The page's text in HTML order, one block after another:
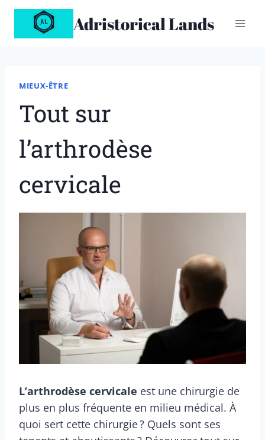
Aller
contenu
Adristorical Lands
MIEUX-ÊTRE
Tout sur
l’arthrodèse
cervicale
L’arthrodèse cervicale est une chirurgie de
plus en plus fréquente en milieu médical. À
quoi sert cette chirurgie ? Quels sont ses